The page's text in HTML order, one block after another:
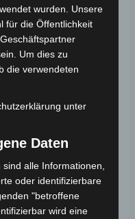
€ *
DEN WARENKORB
wurden. Unsere
für die Öffentlichkeit
Um dies zu
die verwendeten
unter
Daten
alle Informationen,
oder identifizierbare
"betroffene
wird eine